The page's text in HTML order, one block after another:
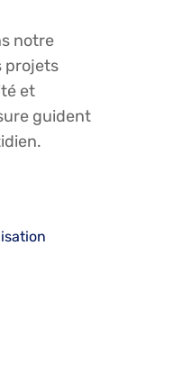
notre
projets
et
guident